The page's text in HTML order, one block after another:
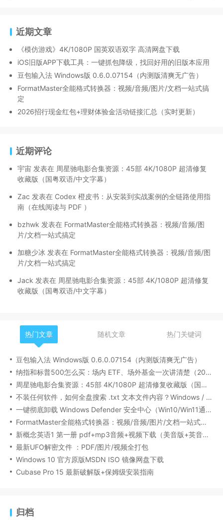
近期文章
《模仿游戏》4K/1080P 国英双语双字 高清网盘下载
iOS旧版APP下载工具：一键抓包降级，找回好用的旧版本应用
豆包输入法 Windows版 0.6.0.07154（内测版清爽无广告）
FormatMaster全能格式转换器：视频/音频/图片/文档一站式搞
定
2026招行现金红包+理财体验金活动链接汇总（实时更新）
近期评论
宇宙 发表在 周星驰电影合集资源：45部 4K/1080P 超清修复
收藏版（国粤双语/中文字幕）
Zac 发表在 Codex 橙皮书：从安装到实战案例的全链路使用指
南（在线阅读与 PDF ）
bzhwk 发表在 FormatMaster全能格式转换器：视频/音频/图
片/文档一站式搞定
加糖少冰 发表在 FormatMaster全能格式转换器：视频/音频/图
片/文档一站式搞定
Jack 发表在 周星驰电影合集资源：45部 4K/1080P 超清修复
收藏版（国粤双语/中文字幕）
热门文章 随机文章 热门关键词
豆包输入法 Windows版 0.6.0.07154（内测版清爽无广告）
纳指和标普500怎么买：场内 ETF、场外基金一次讲清楚（2026 最新版）
周星驰电影合集资源：45部 4K/1080P 超清修复收藏版（国粤双语/中文字幕）
不装任何软件，如何全盘搜索 .txt 文本文件内容？Windows / Linux / macOS 的命令行指南
一键彻底卸载 Windows Defender 安全中心（Win10/Win11通用）
FormatMaster全能格式转换器：视频/音频/图片/文档一站式搞定
新概念英语1 第一册 pdf+mp3音频+视频下载（美音版+英音版）
最新UFO解密文件 ：PDF/图片/视频全打包
Windows 10 官方原版MSDN ISO 镜像网盘下载
Cubase Pro 15 最新破解版+保姆级安装指南
归档